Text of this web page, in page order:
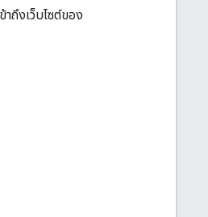
ถึงเว็บไซต์ของ